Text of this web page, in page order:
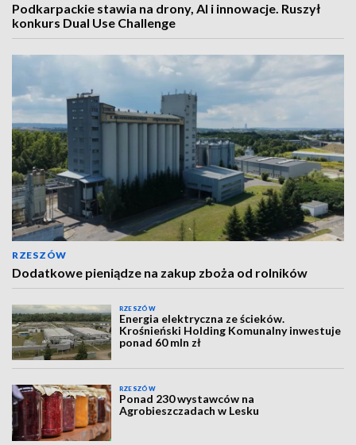
Podkarpackie stawia na drony, AI i innowacje. Ruszył
konkurs Dual Use Challenge
RZESZÓW
Dodatkowe pieniądze na zakup zboża od rolników
RZESZÓW
Energia elektryczna ze ścieków.
Krośnieński Holding Komunalny inwestuje
ponad 60 mln zł
RZESZÓW
Ponad 230 wystawców na
Agrobieszczadach w Lesku